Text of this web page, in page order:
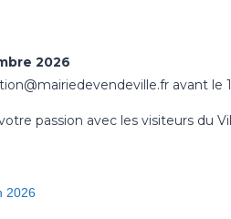
2026
avant le
passion avec les visiteurs du
2026